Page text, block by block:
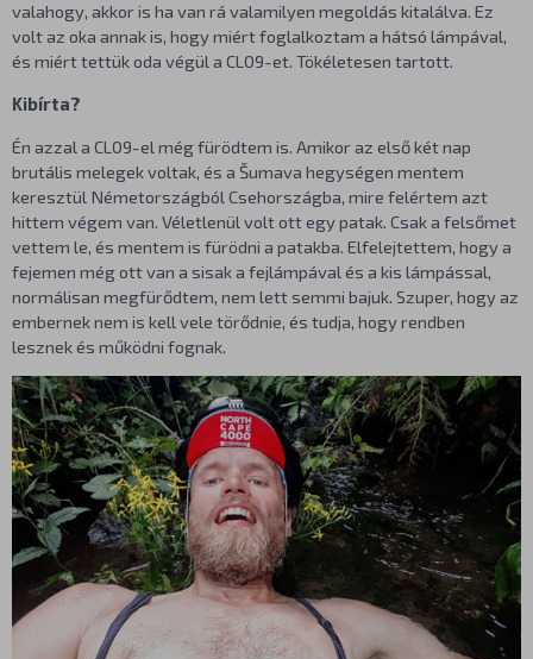
valahogy, akkor is ha van rá valamilyen megoldás kitalálva. Ez
volt az oka annak is, hogy miért foglalkoztam a hátsó lámpával,
és miért tettük oda végül a CL09-et. Tökéletesen tartott.
Kibírta?
Én azzal a CL09-el még fürödtem is. Amikor az első két nap
brutális melegek voltak, és a Šumava hegységen mentem
keresztül Németországból Csehországba, mire felértem azt
hittem végem van. Véletlenül volt ott egy patak. Csak a felsőmet
vettem le, és mentem is fürödni a patakba. Elfelejtettem, hogy a
fejemen még ott van a sisak a fejlámpával és a kis lámpással,
normálisan megfürődtem, nem lett semmi bajuk. Szuper, hogy az
embernek nem is kell vele törődnie, és tudja, hogy rendben
lesznek és működni fognak.